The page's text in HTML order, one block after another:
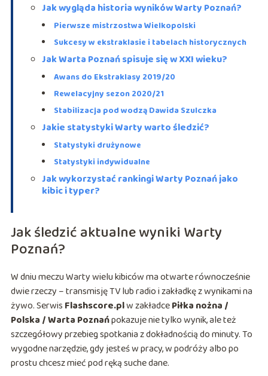
Jak wygląda historia wyników Warty Poznań?
Pierwsze mistrzostwa Wielkopolski
Sukcesy w ekstraklasie i tabelach historycznych
Jak Warta Poznań spisuje się w XXI wieku?
Awans do Ekstraklasy 2019/20
Rewelacyjny sezon 2020/21
Stabilizacja pod wodzą Dawida Szulczka
Jakie statystyki Warty warto śledzić?
Statystyki drużynowe
Statystyki indywidualne
Jak wykorzystać rankingi Warty Poznań jako
kibic i typer?
Jak śledzić aktualne wyniki Warty
Poznań?
W dniu meczu Warty wielu kibiców ma otwarte równocześnie
dwie rzeczy – transmisję TV lub radio i zakładkę z wynikami na
żywo. Serwis Flashscore.plw zakładcePiłka nożna /
Polska / Warta Poznańpokazuje nie tylko wynik, ale też
szczegółowy przebieg spotkania z dokładnością do minuty. To
wygodne narzędzie, gdy jesteś w pracy, w podróży albo po
prostu chcesz mieć pod ręką suche dane.